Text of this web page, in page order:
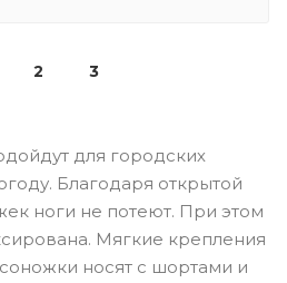
2 3
для городских
Благодаря открытой
ноги не потеют. При этом
Мягкие крепления
носят с шортами и